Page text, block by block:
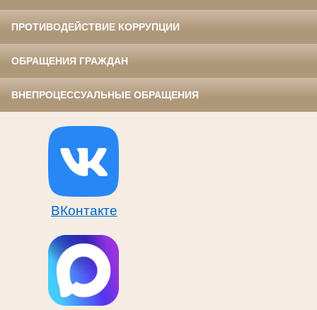
ПРОТИВОДЕЙСТВИЕ КОРРУПЦИИ
ОБРАЩЕНИЯ ГРАЖДАН
ВНЕПРОЦЕССУАЛЬНЫЕ ОБРАЩЕНИЯ
ВКонтакте